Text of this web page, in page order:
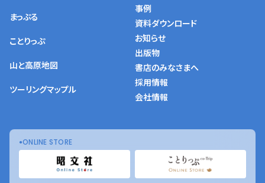
まっぷる
ことりっぷ
山と高原地図
ツーリングマップル
事例
資料ダウンロード
お知らせ
出版物
書店のみなさまへ
採用情報
会社情報
ONLINE STORE